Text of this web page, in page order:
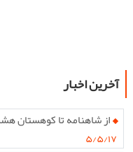
آخرین اخبار
از شاهنامه تا کوهستان
۵/۵/۱۷